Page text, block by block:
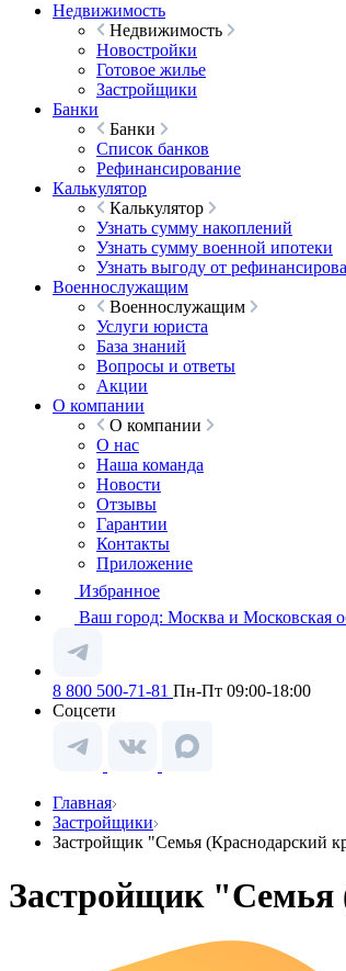
Недвижимость
Недвижимость
Новостройки
Готовое жилье
Застройщики
Банки
Банки
Список банков
Рефинансирование
Калькулятор
Калькулятор
Узнать сумму накоплений
Узнать сумму военной ипотеки
Узнать выгоду от
Военнослужащим
Военнослужащим
Услуги юриста
База знаний
Вопросы и ответы
Акции
О компании
О компании
О нас
Наша команда
Новости
Отзывы
Гарантии
Контакты
Приложение
Избранное
Ваш город: Москва и Московская
8 800 500-71-81 Пн-Пт 09:00-18:00
Соцсети
Главная
Застройщики
Застройщик "Семья (Краснодарский
Застройщик "Семья